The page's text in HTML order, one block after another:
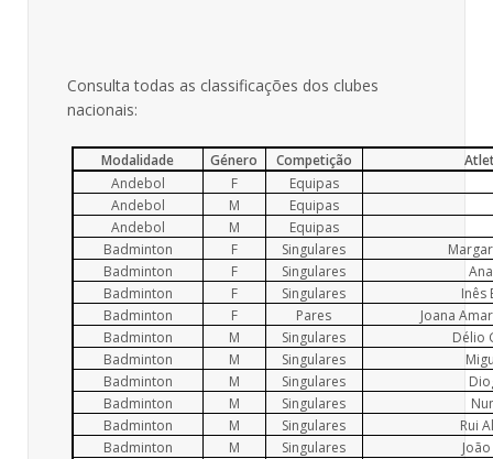
Consulta todas as classificações dos clubes
nacionais:
Modalidade Género Competição
Andebol
F
Equipas
Andebol
M
Equipas
Andebol
M
Equipas
Badminton
F Singulares
Badminton
F Singulares
Badminton
F Singulares
Inês
Badminton
F Pares
Joana
Badminton
M Singulares
Délio
Badminton
M Singulares
Badminton
M Singulares
Badminton
M Singulares
Badminton
M Singulares
Rui
Badminton
M Singulares